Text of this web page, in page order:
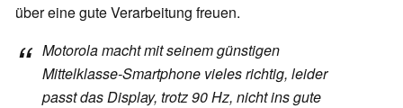
über eine gute Verarbeitung freuen.
Motorola macht mit seinem günstigen
Mittelklasse-Smartphone vieles richtig, leider
passt das Display, trotz 90 Hz, nicht ins gute